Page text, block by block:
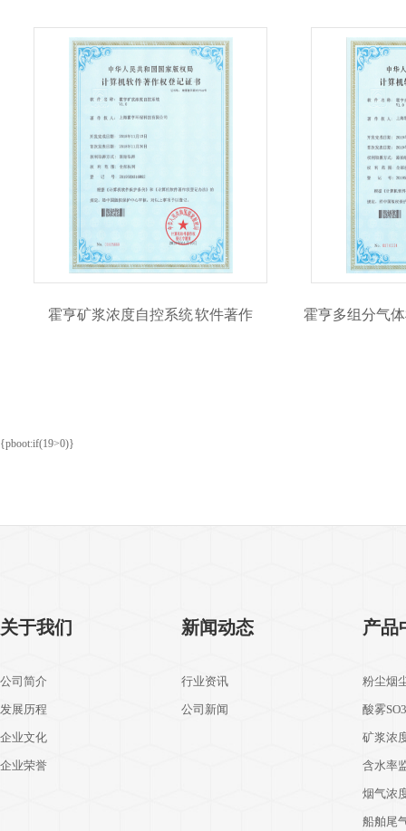
霍亨矿浆浓度自控系统 软件著作 霍亨多组分气
{pboot:if(19>0)}
关于我们
公司简介
发展历程
企业文化
企业荣誉
新闻动态
行业资讯
公司新闻
产品
粉尘烟
酸雾
矿浆浓
含水率
烟气浓
船舶尾